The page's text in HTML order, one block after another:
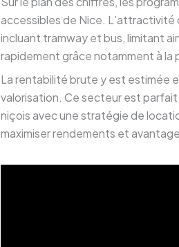
accessibles de Nice.
incluant tramway et bus, limitant
rapidement grâce notamment à la
La rentabilité brute y est estimée
valorisation. Ce secteur est parfait
niçois avec une stratégie de
maximiser rendements et